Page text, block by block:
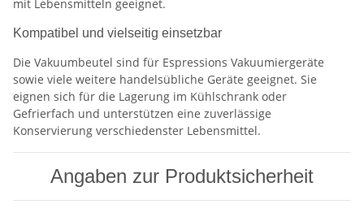
mit Lebensmitteln geeignet.
Kompatibel und vielseitig einsetzbar
Die Vakuumbeutel sind für Espressions Vakuumiergeräte
sowie viele weitere handelsübliche Geräte geeignet. Sie
eignen sich für die Lagerung im Kühlschrank oder
Gefrierfach und unterstützen eine zuverlässige
Konservierung verschiedenster Lebensmittel.
Angaben zur Produktsicherheit